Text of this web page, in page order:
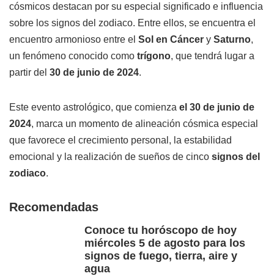
cósmicos destacan por su especial significado e influencia
sobre los signos del zodiaco. Entre ellos, se encuentra el
encuentro armonioso entre el Sol en Cáncer y Saturno,
un fenómeno conocido como trígono, que tendrá lugar a
partir del 30 de junio de 2024.
Este evento astrológico, que comienza el 30 de junio de
2024, marca un momento de alineación cósmica especial
que favorece el crecimiento personal, la estabilidad
emocional y la realización de sueños de cinco signos del
zodiaco.
Recomendadas
Conoce tu horóscopo de hoy
miércoles 5 de agosto para los
signos de fuego, tierra, aire y
agua